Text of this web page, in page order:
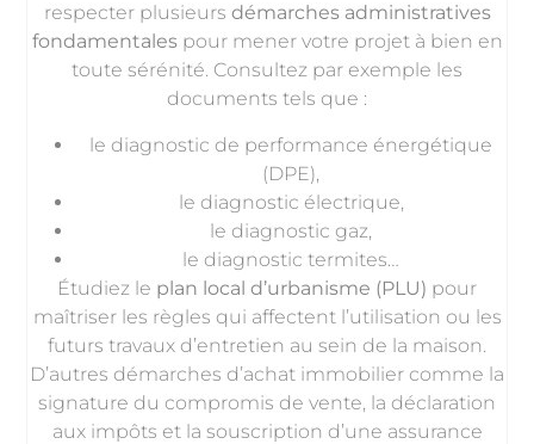
respecter plusieurs démarches administratives
fondamentalespour mener votre projet à bien en
toute sérénité. Consultez par exemple les
documents tels que :
le diagnostic de performance énergétique
(DPE),
le diagnostic électrique,
le diagnostic gaz,
le diagnostic termites…
Étudiez le plan local d’urbanisme (PLU) pour
maîtriser les règles qui affectent l’utilisation ou les
futurs travaux d’entretien au sein de la maison.
D’autres démarches d’achat immobilier comme la
signature du compromis de vente, la déclaration
aux impôts et la souscription d’une assurance